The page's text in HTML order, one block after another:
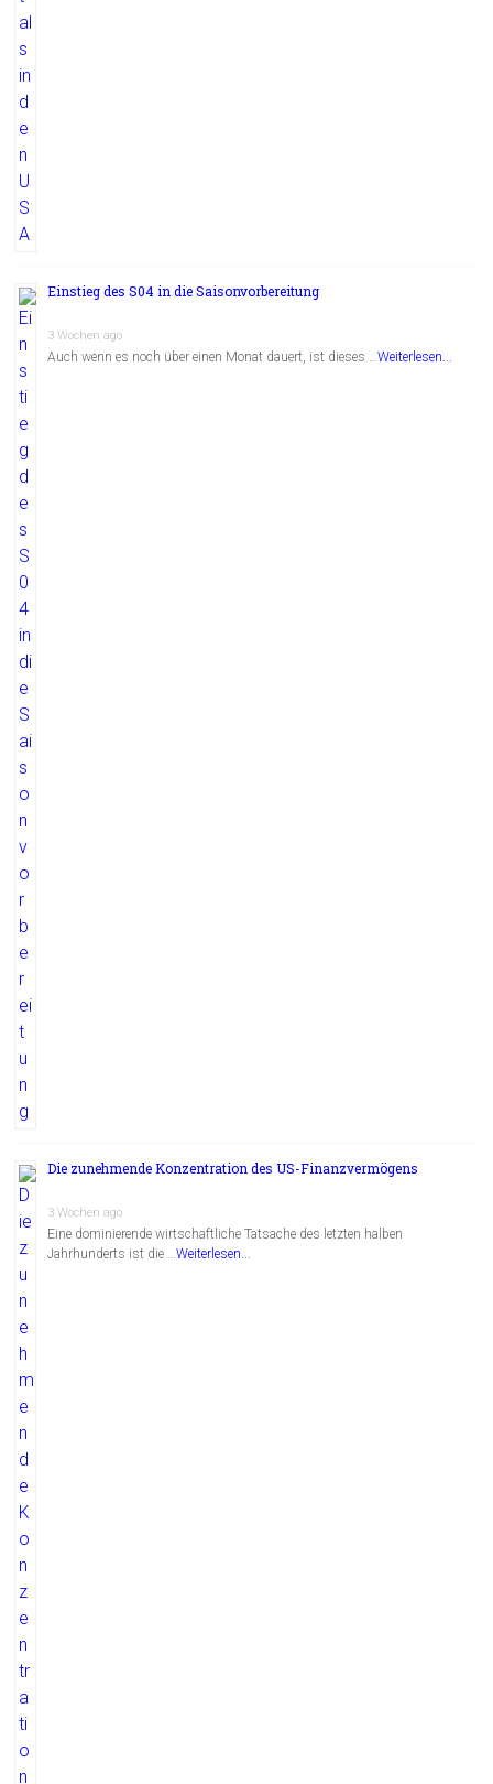
Einstieg des S04 in die Saisonvorbereitung
3 Wochen ago
Auch wenn es noch über einen Monat dauert, ist dieses …Weiterlesen...
Die zunehmende Konzentration des US-Finanzvermögens
3 Wochen ago
Eine dominierende wirtschaftliche Tatsache des letzten halben
Jahrhunderts ist die …Weiterlesen...